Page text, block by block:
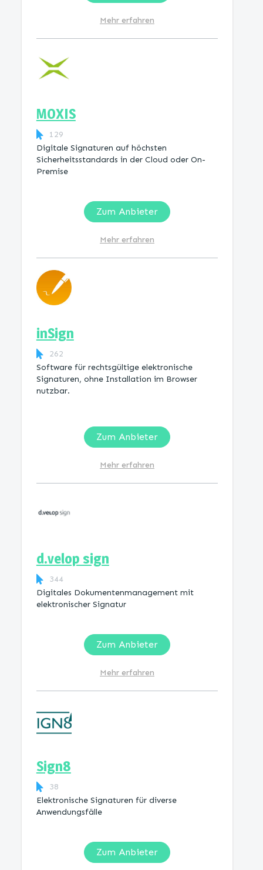
Mehr erfahren
MOXIS
129
Digitale Signaturen auf höchsten
Sicherheitsstandards in der Cloud oder On-
Premise
Zum Anbieter
Mehr erfahren
inSign
262
Software für rechtsgültige elektronische
Signaturen, ohne Installation im Browser
nutzbar.
Zum Anbieter
Mehr erfahren
d.velop sign
344
Digitales Dokumentenmanagement mit
elektronischer Signatur
Zum Anbieter
Mehr erfahren
Sign8
38
Elektronische Signaturen für diverse
Anwendungsfälle
Zum Anbieter